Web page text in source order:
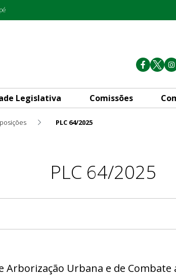
Legislativa Comissões
PLC 64/2025
PLC 64/2025
Urbana e de Combate